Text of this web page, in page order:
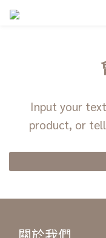
Input your
product, or
關於我們